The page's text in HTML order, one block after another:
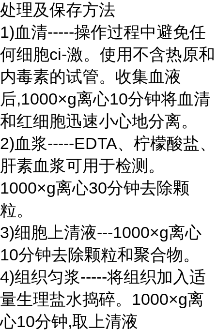
处理及保存方法
1)血清-----操作过程中避免任
何细胞ci-激。使用不含热原和
内毒素的试管。收集血液
后,1000×g离心10分钟将血清
和红细胞迅速小心地分离。
2)血浆-----EDTA、柠檬酸盐、
肝素血浆可用于检测。
1000×g离心30分钟去除颗
粒。
3)细胞上清液---1000×g离心
10分钟去除颗粒和聚合物。
4)组织匀浆-----将组织加入适
量生理盐水捣碎。1000×g离
心10分钟,取上清液